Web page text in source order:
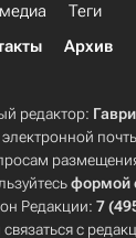
Теги
Архив
редактор:
формой
Редакции:7
с